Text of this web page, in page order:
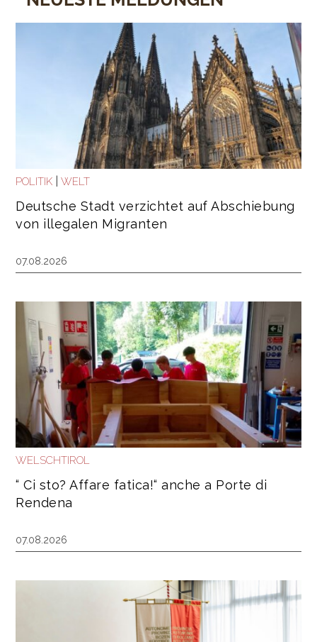
POLITIK | WELT
Deutsche Stadt verzichtet auf Abschiebung
von illegalen Migranten
07.08.2026
WELSCHTIROL
“ Ci sto? Affare fatica!“ anche a Porte di
Rendena
07.08.2026